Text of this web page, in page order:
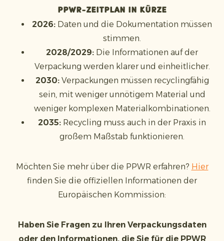
PPWR-Zeitplan in Kürze
2026: Daten und die Dokumentation müssen
stimmen.
2028/2029: Die Informationen auf der
Verpackung werden klarer und einheitlicher.
2030: Verpackungen müssen recyclingfähig
sein, mit weniger unnötigem Material und
weniger komplexen Materialkombinationen.
2035: Recycling muss auch in der Praxis in
großem Maßstab funktionieren.
Möchten Sie mehr über die PPWR erfahren? Hier
finden Sie die offiziellen Informationen der
Europäischen Kommission:
Haben Sie Fragen zu Ihren Verpackungsdaten
oder den Informationen, die Sie für die PPWR